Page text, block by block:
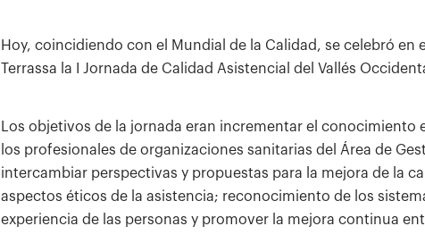
Hoy, coincidiendo con el Mundial de la Calidad, se celebró en
Terrassa la I Jornada de Calidad Asistencial del Vallés
Los objetivos de la jornada eran incrementar el
los profesionales de organizaciones sanitarias del Área de
intercambiar perspectivas y propuestas para la mejora de la
aspectos éticos de la asistencia; reconocimiento de los
experiencia de las personas y promover la mejora continua